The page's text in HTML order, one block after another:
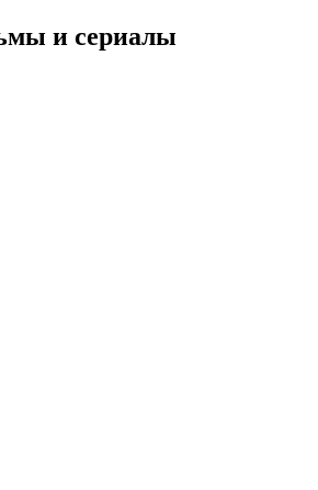
и сериалы